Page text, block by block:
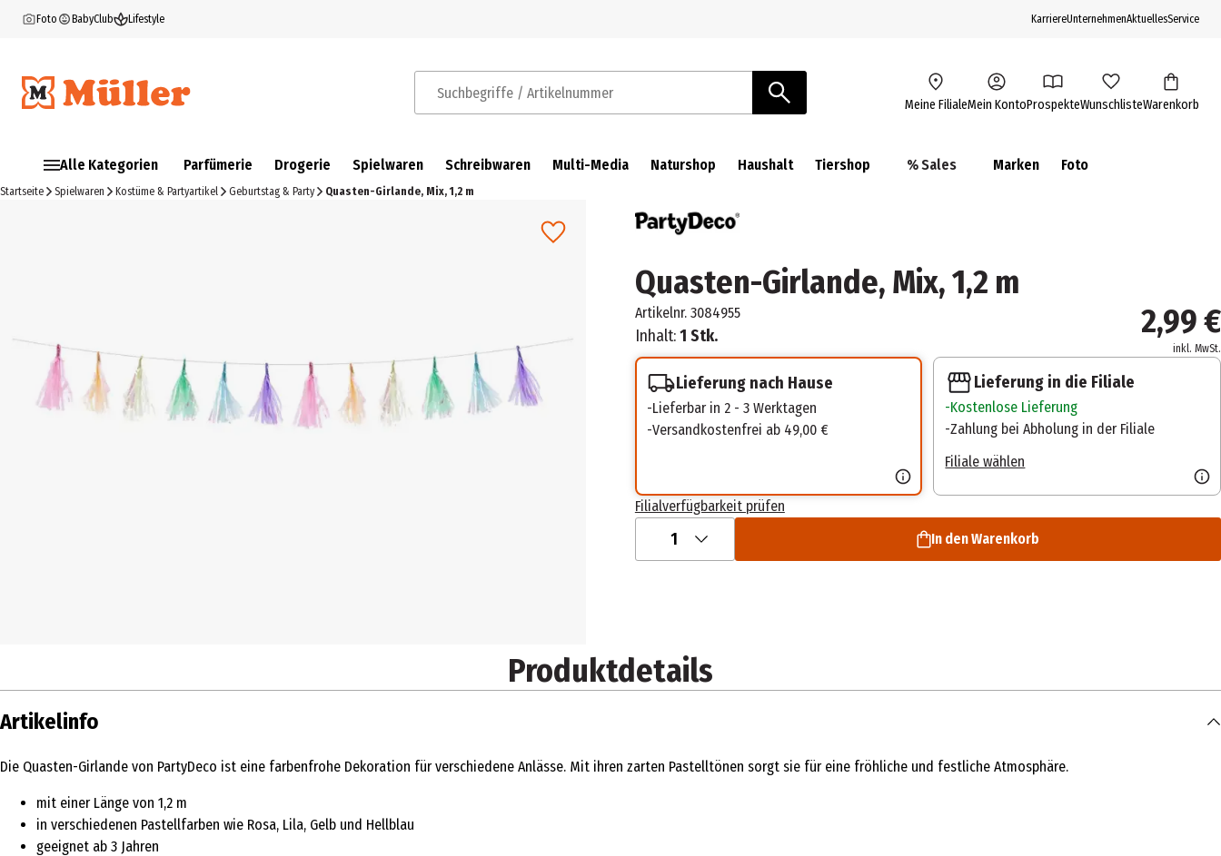
Foto BabyClub Lifestyle KarriereUnternehmenAktuellesService
Suchbegriffe / Artikelnummer Meine FilialeMein KontoProspekteWunschlisteWarenkorb
Alle Kategorien Parfümerie Drogerie Spielwaren Schreibwaren Multi-Media Naturshop Haushalt Tiershop % Sales Marken Foto
Startseite Spielwaren Kostüme & Partyartikel Geburtstag & Party Quasten-Girlande, Mix, 1,2 m
Quasten-Girlande, Mix, 1,2 m
Artikelnr. 3084955
Inhalt:1 Stk. 2,99 €
inkl. MwSt.
Lieferung nach Hause
Lieferbar in 2 - 3 Werktagen
Versandkostenfrei ab 49,00 €
Lieferung in die Filiale
Kostenlose Lieferung
Zahlung bei Abholung in der Filiale
Filiale wählen
Filialverfügbarkeit prüfen
1 In den Warenkorb
Produktdetails
Artikelinfo
Die Quasten-Girlande von PartyDeco ist eine farbenfrohe Dekoration für verschiedene Anlässe. Mit ihren zarten Pastelltönen sorgt sie für eine fröhliche und festliche Atmosphäre.
mit einer Länge von 1,2 m
in verschiedenen Pastellfarben wie Rosa, Lila, Gelb und Hellblau
geeignet ab 3 Jahren